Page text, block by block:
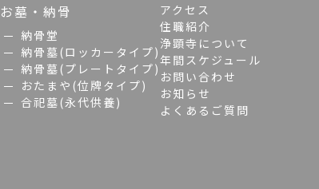
お墓・納骨
納骨堂
納骨墓(ロッカータイプ)
納骨墓(プレートタイプ)
おたまや(位牌タイプ)
合祀墓(永代供養)
アクセス
住職紹介
浄顕寺について
年間スケジュール
お問い合わせ
お知らせ
よくあるご質問